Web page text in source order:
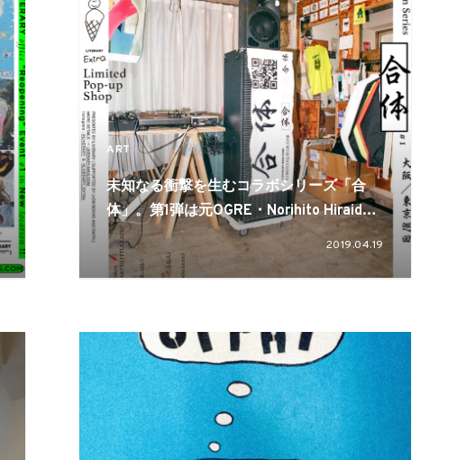
ART
未知なる衝撃を生むコラボシリーズ「合
体」。第1弾は元OGRE・Norihito Hiraide
とアーティストのMayumi Takasaki
2019.04.19